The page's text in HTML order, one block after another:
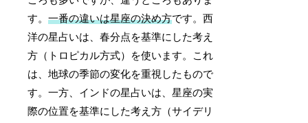
す。一番の違いは星座の決め方です。西
洋の星占いは、春分点を基準にした考え
方（トロピカル方式）を使います。これ
は、地球の季節の変化を重視したもので
す。一方、インドの星占いは、星座の実
際の位置を基準にした考え方（サイデリ